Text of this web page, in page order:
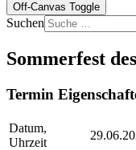
Off-Canvas Toggle
Suchen
Sommerfest
Termin
Datum,
Uhrzeit